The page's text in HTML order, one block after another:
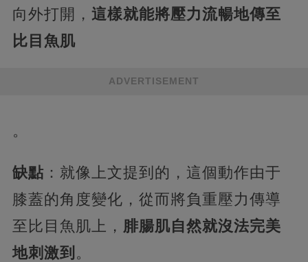
向外打開， 這樣就能將壓力流暢地傳至
比目魚肌
ADVERTISEMENT
。
缺點 ：就像上文提到的，這個動作由于
膝蓋的角度變化，從而將負重壓力傳導
至比目魚肌上， 腓腸肌自然就沒法完美
地刺激到 。